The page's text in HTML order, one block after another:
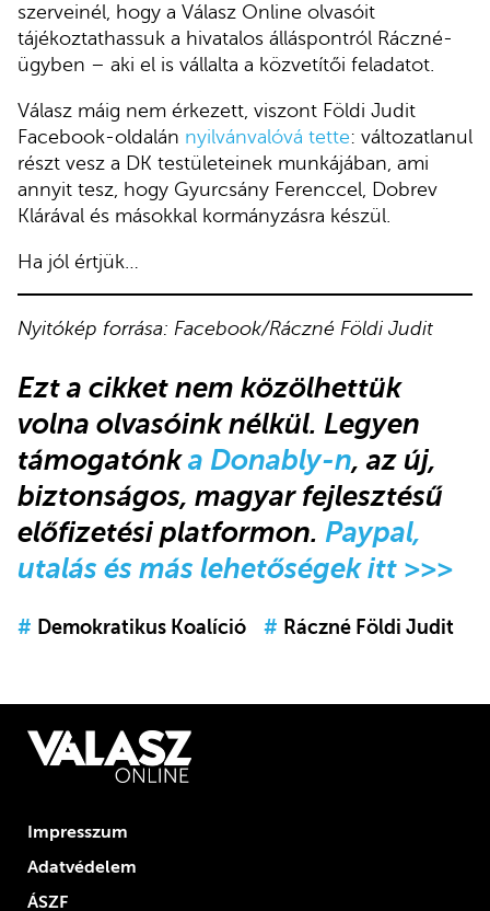
szerveinél, hogy a Válasz Online olvasóit
tájékoztathassuk a hivatalos álláspontról Ráczné-
ügyben – aki el is vállalta a közvetítői feladatot.
Válasz máig nem érkezett, viszont Földi Judit
Facebook-oldalán nyilvánvalóvá tette: változatlanul
részt vesz a DK testületeinek munkájában, ami
annyit tesz, hogy Gyurcsány Ferenccel, Dobrev
Klárával és másokkal kormányzásra készül.
Ha jól értjük…
Nyitókép forrása: Facebook/Ráczné Földi Judit
Ezt a cikket nem közölhettük
volna olvasóink nélkül. Legyen
támogatónka Donably-n, az új,
biztonságos, magyar fejlesztésű
előfizetési platformon. Paypal,
utalás és más lehetőségek itt >>>
# Demokratikus Koalíció # Ráczné Földi Judit
Impresszum
Adatvédelem
ÁSZF